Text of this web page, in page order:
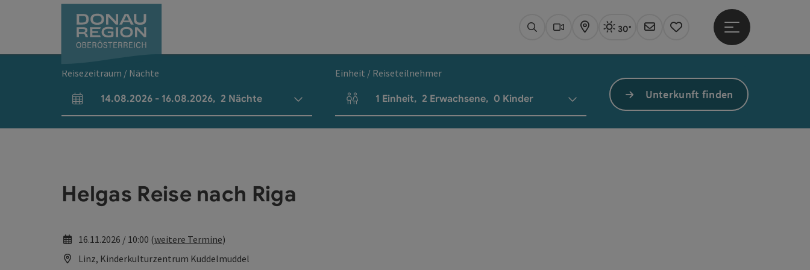
SuchenWebcams
Karte Aktuelles Wetter Linz, sonnig
30°
Newsletter
Merkzettel
Hauptmenü öffnen
Reisezeitraum / Nächte
An- und Abreisefelder
14.08.2026 - 16.08.2026, 2 Nächte
Einheit / Reiseteilnehmer
Einheitenanzahl und Personenfelder
1 Einheit, 2 Erwachsene, 0 Kinder Unterkunft finden
Helgas Reise nach Riga
16.11.2026 / 10:00 (weitere Termine)
Linz, Kinderkulturzentrum Kuddelmuddel